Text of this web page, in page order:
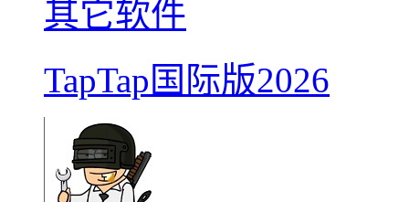
其它软件
TapTap国际版2026